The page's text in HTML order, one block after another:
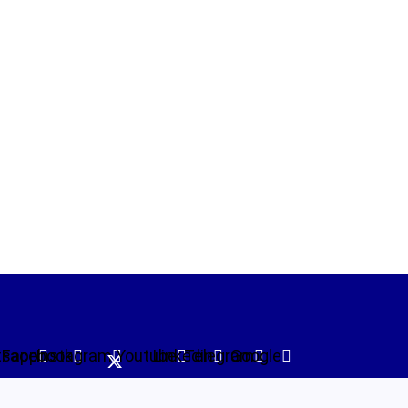
Facebook
Instagram YoutubeLinkedinTelegramGoogle